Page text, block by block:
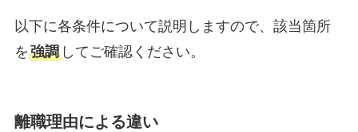
以下に各条件について説明しますので、該当箇所
を強調してご確認ください。
離職理由による違い